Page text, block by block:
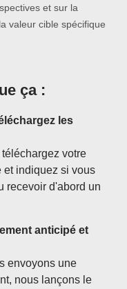
et sur la
valeur cible spécifique
ça :
les
votre
et indiquez si vous
recevoir d'abord un
anticipé et
envoyons une
nous lançons le